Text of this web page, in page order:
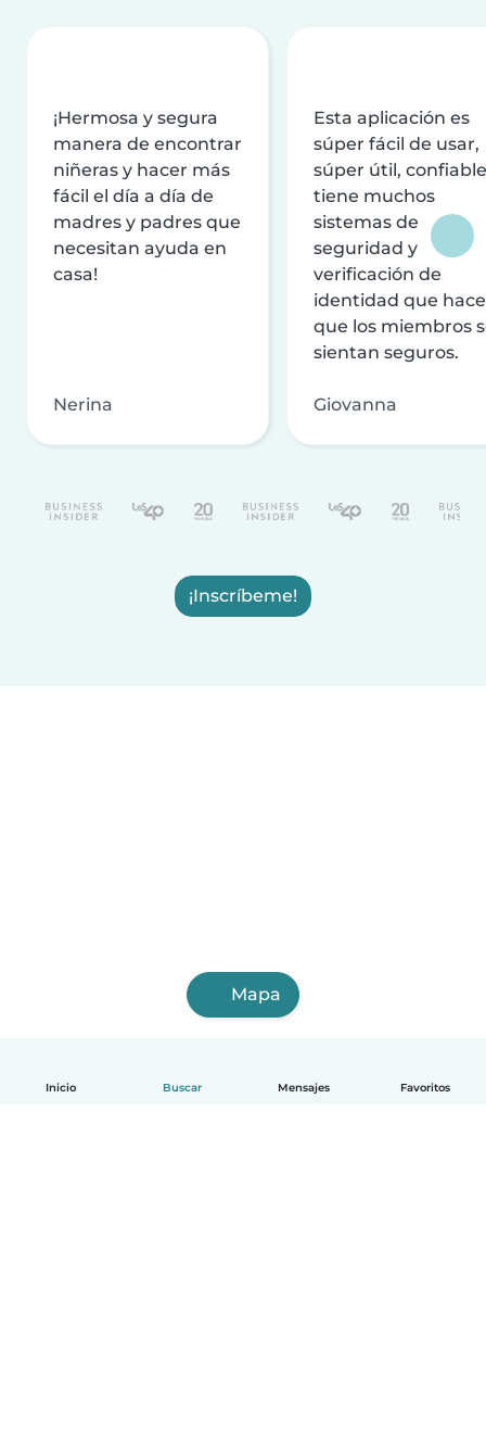
Inicio Buscar Mensajes Favoritos
¡Hermosa y segura
manera de encontrar
niñeras y hacer más
fácil el día a día de
madres y padres que
necesitan ayuda en
casa!
Nerina
Esta aplicación es
súper fácil de usar,
súper útil,
tiene muchos
sistemas de
seguridad y
verificación de
identidad que
que los miembros
sientan seguros.
Giovanna
¡Inscríbeme!
Mapa